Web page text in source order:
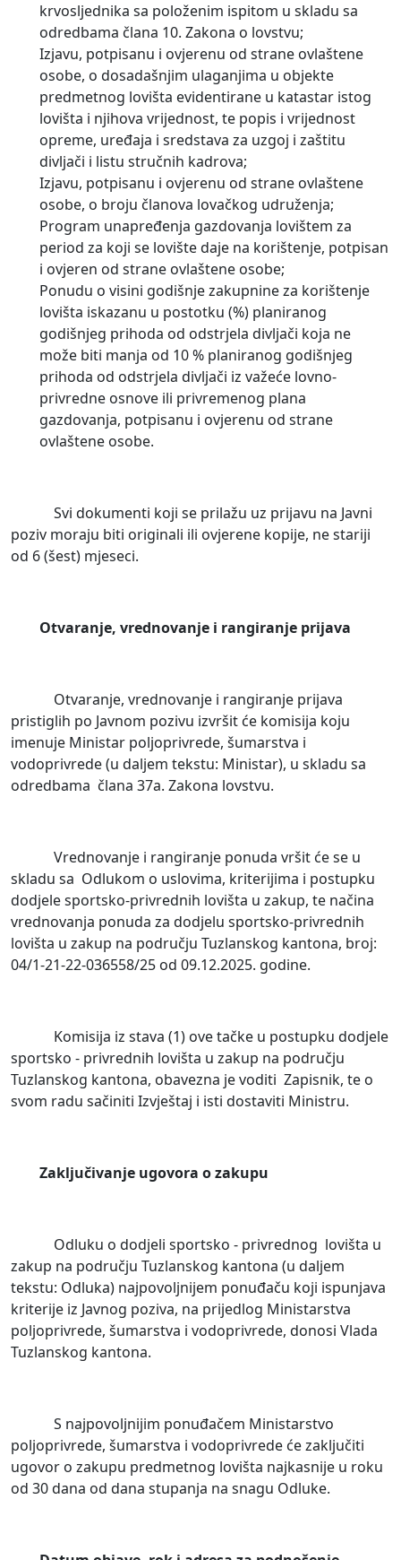
krvosljednika sa položenim ispitom u skladu sa
odredbama člana 10. Zakona o lovstvu;
Izjavu, potpisanu i ovjerenu od strane ovlaštene
osobe, o dosadašnjim ulaganjima u objekte
predmetnog lovišta evidentirane u katastar istog
lovišta i njihova vrijednost, te popis i vrijednost
opreme, uređaja i sredstava za uzgoj i zaštitu
divljači i listu stručnih kadrova;
Izjavu, potpisanu i ovjerenu od strane ovlaštene
osobe, o broju članova lovačkog udruženja;
Program unapređenja gazdovanja lovištem za
period za koji se lovište daje na korištenje, potpisan
i ovjeren od strane ovlaštene osobe;
Ponudu o visini godišnje zakupnine za korištenje
lovišta iskazanu u postotku (%) planiranog
godišnjeg prihoda od odstrjela divljači koja ne
može biti manja od 10 % planiranog godišnjeg
prihoda od odstrjela divljači iz važeće lovno-
privredne osnove ili privremenog plana
gazdovanja, potpisanu i ovjerenu od strane
ovlaštene osobe.
Svi dokumenti koji se prilažu uz prijavu na Javni
poziv moraju biti originali ili ovjerene kopije, ne stariji
od 6 (šest) mjeseci.
Otvaranje, vrednovanje i rangiranje prijava
Otvaranje, vrednovanje i rangiranje prijava
pristiglih po Javnom pozivu izvršit će komisija koju
imenuje Ministar poljoprivrede, šumarstva i
vodoprivrede (u daljem tekstu: Ministar), u skladu sa
odredbama člana 37a. Zakona lovstvu.
Vrednovanje i rangiranje ponuda vršit će se u
skladu sa Odlukom o uslovima, kriterijima i postupku
dodjele sportsko-privrednih lovišta u zakup, te načina
vrednovanja ponuda za dodjelu sportsko-privrednih
lovišta u zakup na području Tuzlanskog kantona, broj:
04/1-21-22-036558/25 od 09.12.2025. godine.
Komisija iz stava (1) ove tačke u postupku dodjele
sportsko - privrednih lovišta u zakup na području
Tuzlanskog kantona, obavezna je voditi Zapisnik, te o
svom radu sačiniti Izvještaj i isti dostaviti Ministru.
Zaključivanje ugovora o zakupu
Odluku o dodjeli sportsko - privrednog lovišta u
zakup na području Tuzlanskog kantona (u daljem
tekstu: Odluka) najpovoljnijem ponuđaču koji ispunjava
kriterije iz Javnog poziva, na prijedlog Ministarstva
poljoprivrede, šumarstva i vodoprivrede, donosi Vlada
Tuzlanskog kantona.
S najpovoljnijim ponuđačem Ministarstvo
poljoprivrede, šumarstva i vodoprivrede će zaključiti
ugovor o zakupu predmetnog lovišta najkasnije u roku
od 30 dana od dana stupanja na snagu Odluke.